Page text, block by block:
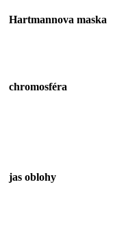
Hartmannova maska
chromosféra
jas oblohy